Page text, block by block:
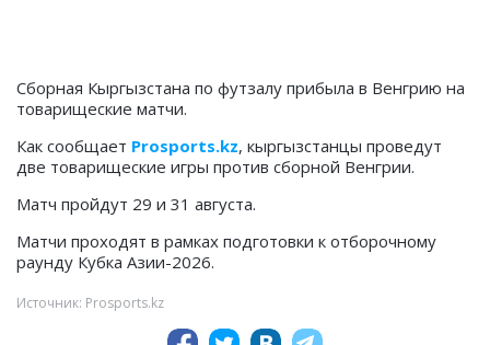
Сборная Кыргызстана по футзалу прибыла в Венгрию на
товарищеские матчи.
Как сообщает Prosports.kz, кыргызстанцы проведут
две товарищеские игры против сборной Венгрии.
Матч пройдут 29 и 31 августа.
Матчи проходят в рамках подготовки к отборочному
раунду Кубка Азии-2026.
Источник: Prosports.kz